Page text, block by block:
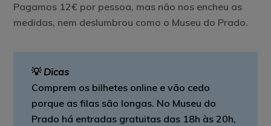
Pagamos 12€ por pessoa, mas não nos encheu as
medidas, nem deslumbrou como o Museu do Prado.
💡 Dicas
Comprem os bilhetes online e vão cedo
porque as filas são longas. No Museu do
Prado há entradas gratuitas das 18h às 20h,